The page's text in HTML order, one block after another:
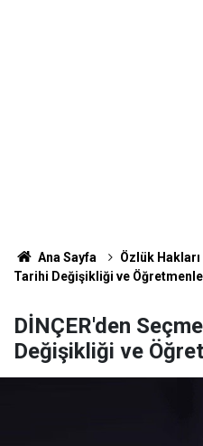
Ana Sayfa Özlük Hakları
Tarihi Değişikliği ve
DİNÇER'den
Değişikliği ve